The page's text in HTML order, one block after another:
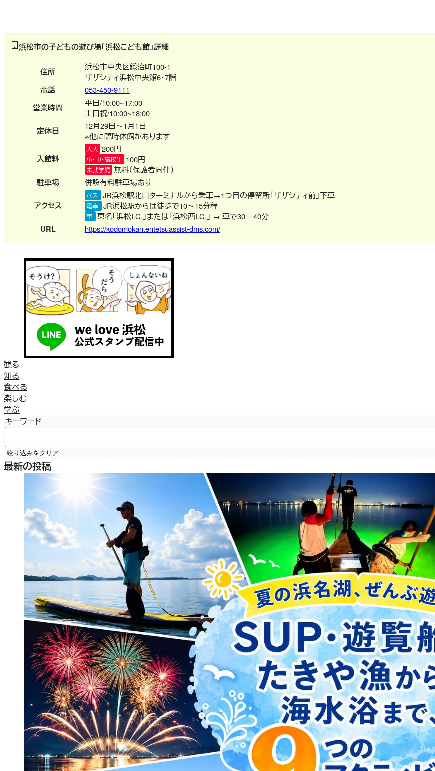
浜松市の子どもの遊び場「浜松こども館」詳細
住所
浜松市中央区鍛治町100-1
ザザシティ浜松中央館6・7階
電話 053-450-9111
営業時間
平日/10:00~17:00
土日祝/10:00~18:00
定休日
12月29日～1月1日
※他に臨時休館があります
入館料
大人 200円
小・中・高校生 100円
未就学児 無料（保護者同伴）
駐車場 併設有料駐車場あり
アクセス
バス JR浜松駅北口ターミナルから乗車→1つ目の停留所「ザザシティ前」下車
電車 JR浜松駅からは徒歩で10～15分程
車 東名「浜松I.C.」または「浜松西I.C.」 → 車で30 – 40分
URL https://kodomokan.entetsuassist-dms.com/
観る
知る
食べる
楽しむ
学ぶ
キーワード
絞り込みをクリア
最新の投稿